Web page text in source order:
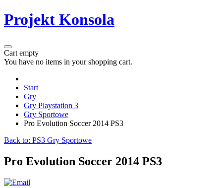
Projekt Konsola
Cart empty
You have no items in your shopping cart.
Start
Gry
Gry Playstation 3
Gry Sportowe
Pro Evolution Soccer 2014 PS3
Back to: PS3 Gry Sportowe
Pro Evolution Soccer 2014 PS3